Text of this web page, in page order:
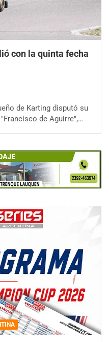
con la quinta fecha
de Karting disputó su
de Aguirre",…